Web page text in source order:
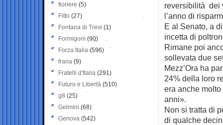
reversibilità dei
l’anno di
E al Senato, a
incetta di
Rimane poi
sollevata due
Mezz’Ora ha
24% della loro
era anche
anni».
Non si tratta di
di qualche
fioriere (5)
Fitto (27)
Fontana di Trevi (1)
Formigoni (90)
Forza Italia (596)
frana (9)
Fratelli d'Italia (291)
Futuro e Libertà (510)
g8 (25)
Gelmini (68)
Genova (542)